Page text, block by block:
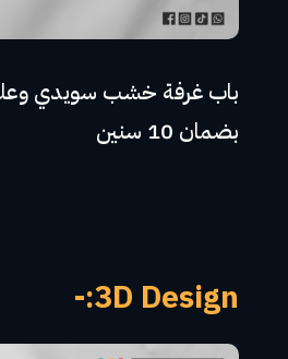
بضمان 10 سنين
3D Design:-